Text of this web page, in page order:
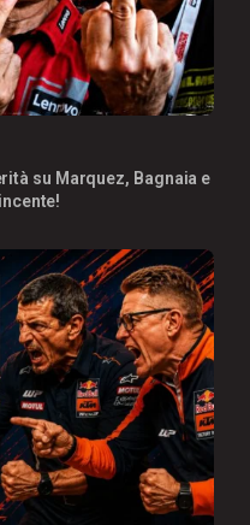
su Marquez, Bagnaia e